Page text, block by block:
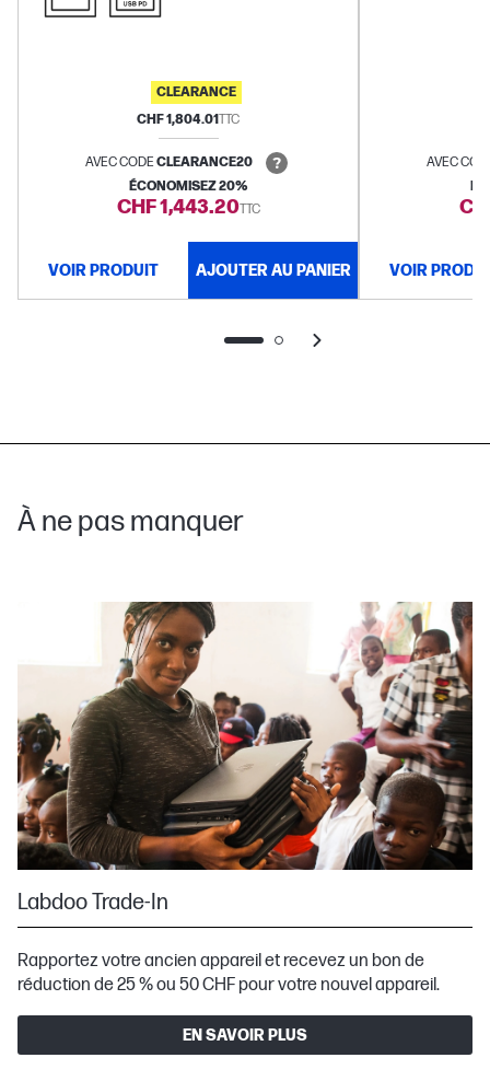
CLEARANCE
CHF 1,804.01TTC
AVEC CODECLEARANCE20
ÉCONOMISEZ 20%
CHF 1,443.20TTC
VOIR PRODUIT AJOUTER AU PANIER
AVEC
VOIR
À ne pas manquer
Labdoo Trade-In
Rapportez votre ancien appareil et recevez un bon de
réduction de 25 % ou 50 CHF pour votre nouvel appareil.
EN SAVOIR PLUS